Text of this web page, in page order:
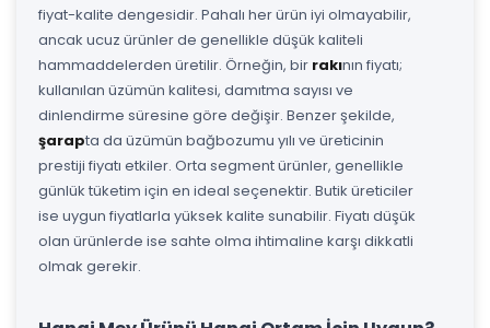
fiyat-kalite dengesidir. Pahalı her ürün iyi olmayabilir,
ancak ucuz ürünler de genellikle düşük kaliteli
hammaddelerden üretilir. Örneğin, bir rakının fiyatı;
kullanılan üzümün kalitesi, damıtma sayısı ve
dinlendirme süresine göre değişir. Benzer şekilde,
şarapta da üzümün bağbozumu yılı ve üreticinin
prestiji fiyatı etkiler. Orta segment ürünler, genellikle
günlük tüketim için en ideal seçenektir. Butik üreticiler
ise uygun fiyatlarla yüksek kalite sunabilir. Fiyatı düşük
olan ürünlerde ise sahte olma ihtimaline karşı dikkatli
olmak gerekir.